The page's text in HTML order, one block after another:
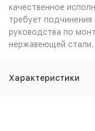
качественное
требует
руководства по
нержавеющей стали.
Характеристики